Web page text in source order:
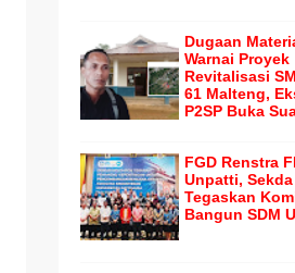
Dugaan
Warnai Proyek
Revitalisasi
61 Malteng,
P2SP Buka
FGD Renstra
Unpatti,
Tegaskan
Bangun SDM